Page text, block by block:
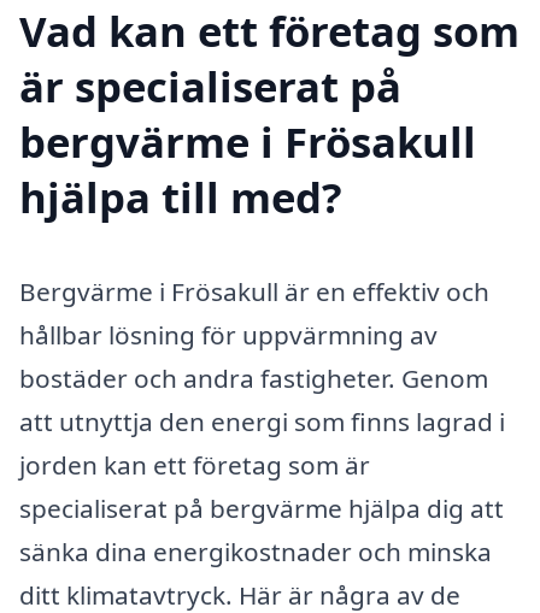
Vad kan ett företag som
är specialiserat på
bergvärme i Frösakull
hjälpa till med?
Bergvärme i Frösakull är en effektiv och
hållbar lösning för uppvärmning av
bostäder och andra fastigheter. Genom
att utnyttja den energi som finns lagrad i
jorden kan ett företag som är
specialiserat på bergvärme hjälpa dig att
sänka dina energikostnader och minska
ditt klimatavtryck. Här är några av de